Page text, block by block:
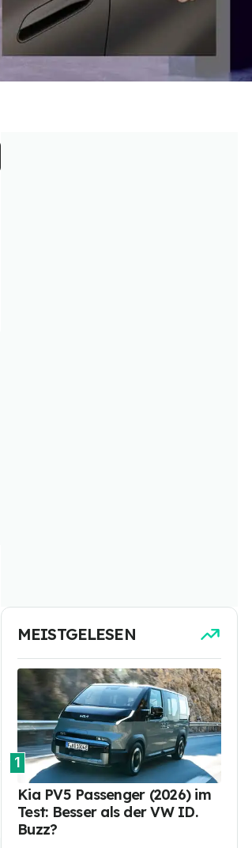
MEISTGELESEN
1
Kia PV5 Passenger (2026) im
Test: Besser als der VW ID.
Buzz?